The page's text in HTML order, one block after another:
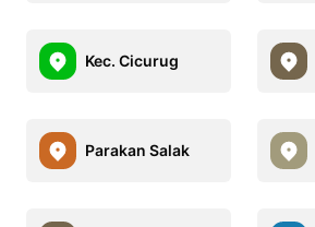
Kec. Cicurug
Parakan Salak